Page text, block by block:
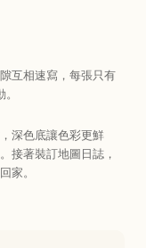
互相速寫，每張只有
深色底讓色彩更鮮
接著裝訂地圖日誌，
家。